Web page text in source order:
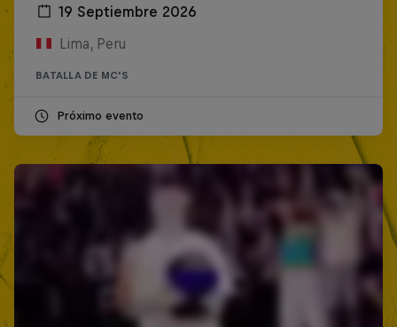
19 Septiembre 2026
Lima, Peru
BATALLA DE MC'S
Próximo evento